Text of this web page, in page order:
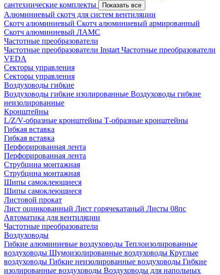
сантехнические комплекты
Показать все
Алюминиевый скотч для систем вентиляции
Скотч алюминиевый Скотч алюминиевый армированный
Скотч алюминиевый ЛАМС
Частотные преобразователи
Частотные преобразователи Instart Частотные преобразователи
VEDA
Секторы управления
Секторы управления
Воздуховоды гибкие
Воздуховоды гибкие изолированные Воздуховоды гибкие
неизолированные
Кронштейны
L/Z/V-образные кронштейны Т-образные кронштейны
Гибкая вставка
Гибкая вставка
Перфорированная лента
Перфорированная лента
Струбцина монтажная
Струбцина монтажная
Шипы самоклеющиеся
Шипы самоклеющиеся
Листовой прокат
Лист оцинкованный Лист горячекатаный Листы 08пс
Автоматика для вентиляции
Частотные преобразователи
Воздуховоды
Гибкие алюминиевые воздуховоды Теплоизолированные
воздуховоды Шумоизолированные воздуховоды Круглые
воздуховоды Гибкие неизолированные воздуховоды Гибкие
изолированные воздуховоды Воздуховоды для напольных